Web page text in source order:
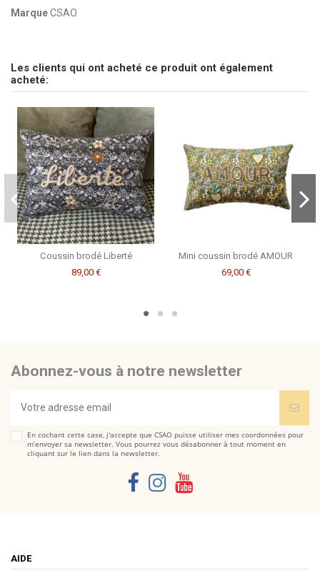
MarqueCSAO
Soyez le premier à poser une question sur ce produit !
Les clients qui ont acheté ce produit ont également
acheté:
Coussin brodé Liberté
89,00 €
Mini coussin brodé AMOUR
69,00 €
Abonnez-vous à notre newsletter
En cochant cette case, j'accepte que CSAO puisse utiliser mes coordonnées pour
m’envoyer sa newsletter. Vous pourrez vous désabonner à tout moment en
cliquant sur le lien dans la newsletter.
AIDE